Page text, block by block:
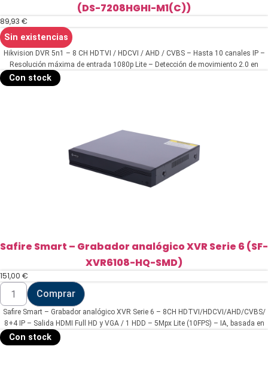
(DS-7208HGHI-M1(C))
89,93 €
Sin existencias
Hikvision DVR 5n1 – 8 CH HDTVI / HDCVI / AHD / CVBS – Hasta 10 canales IP –
Resolución máxima de entrada 1080p Lite – Detección de movimiento 2.0 en
todos los canales – Admite 1 disco duro hasta 4 TB | Audio
Con stock
Safire Smart – Grabador analógico XVR Serie 6 (SF-
XVR6108-HQ-SMD)
151,00 €
Safire
Smart
-
Grabador
analógico
XVR
Serie
Comprar
Safire Smart – Grabador analógico XVR Serie 6 – 8CH HDTVI/HDCVI/AHD/CVBS/
8+4 IP – Salida HDMI Full HD y VGA / 1 HDD – 5Mpx Lite (10FPS) – IA, basada en
Con stock